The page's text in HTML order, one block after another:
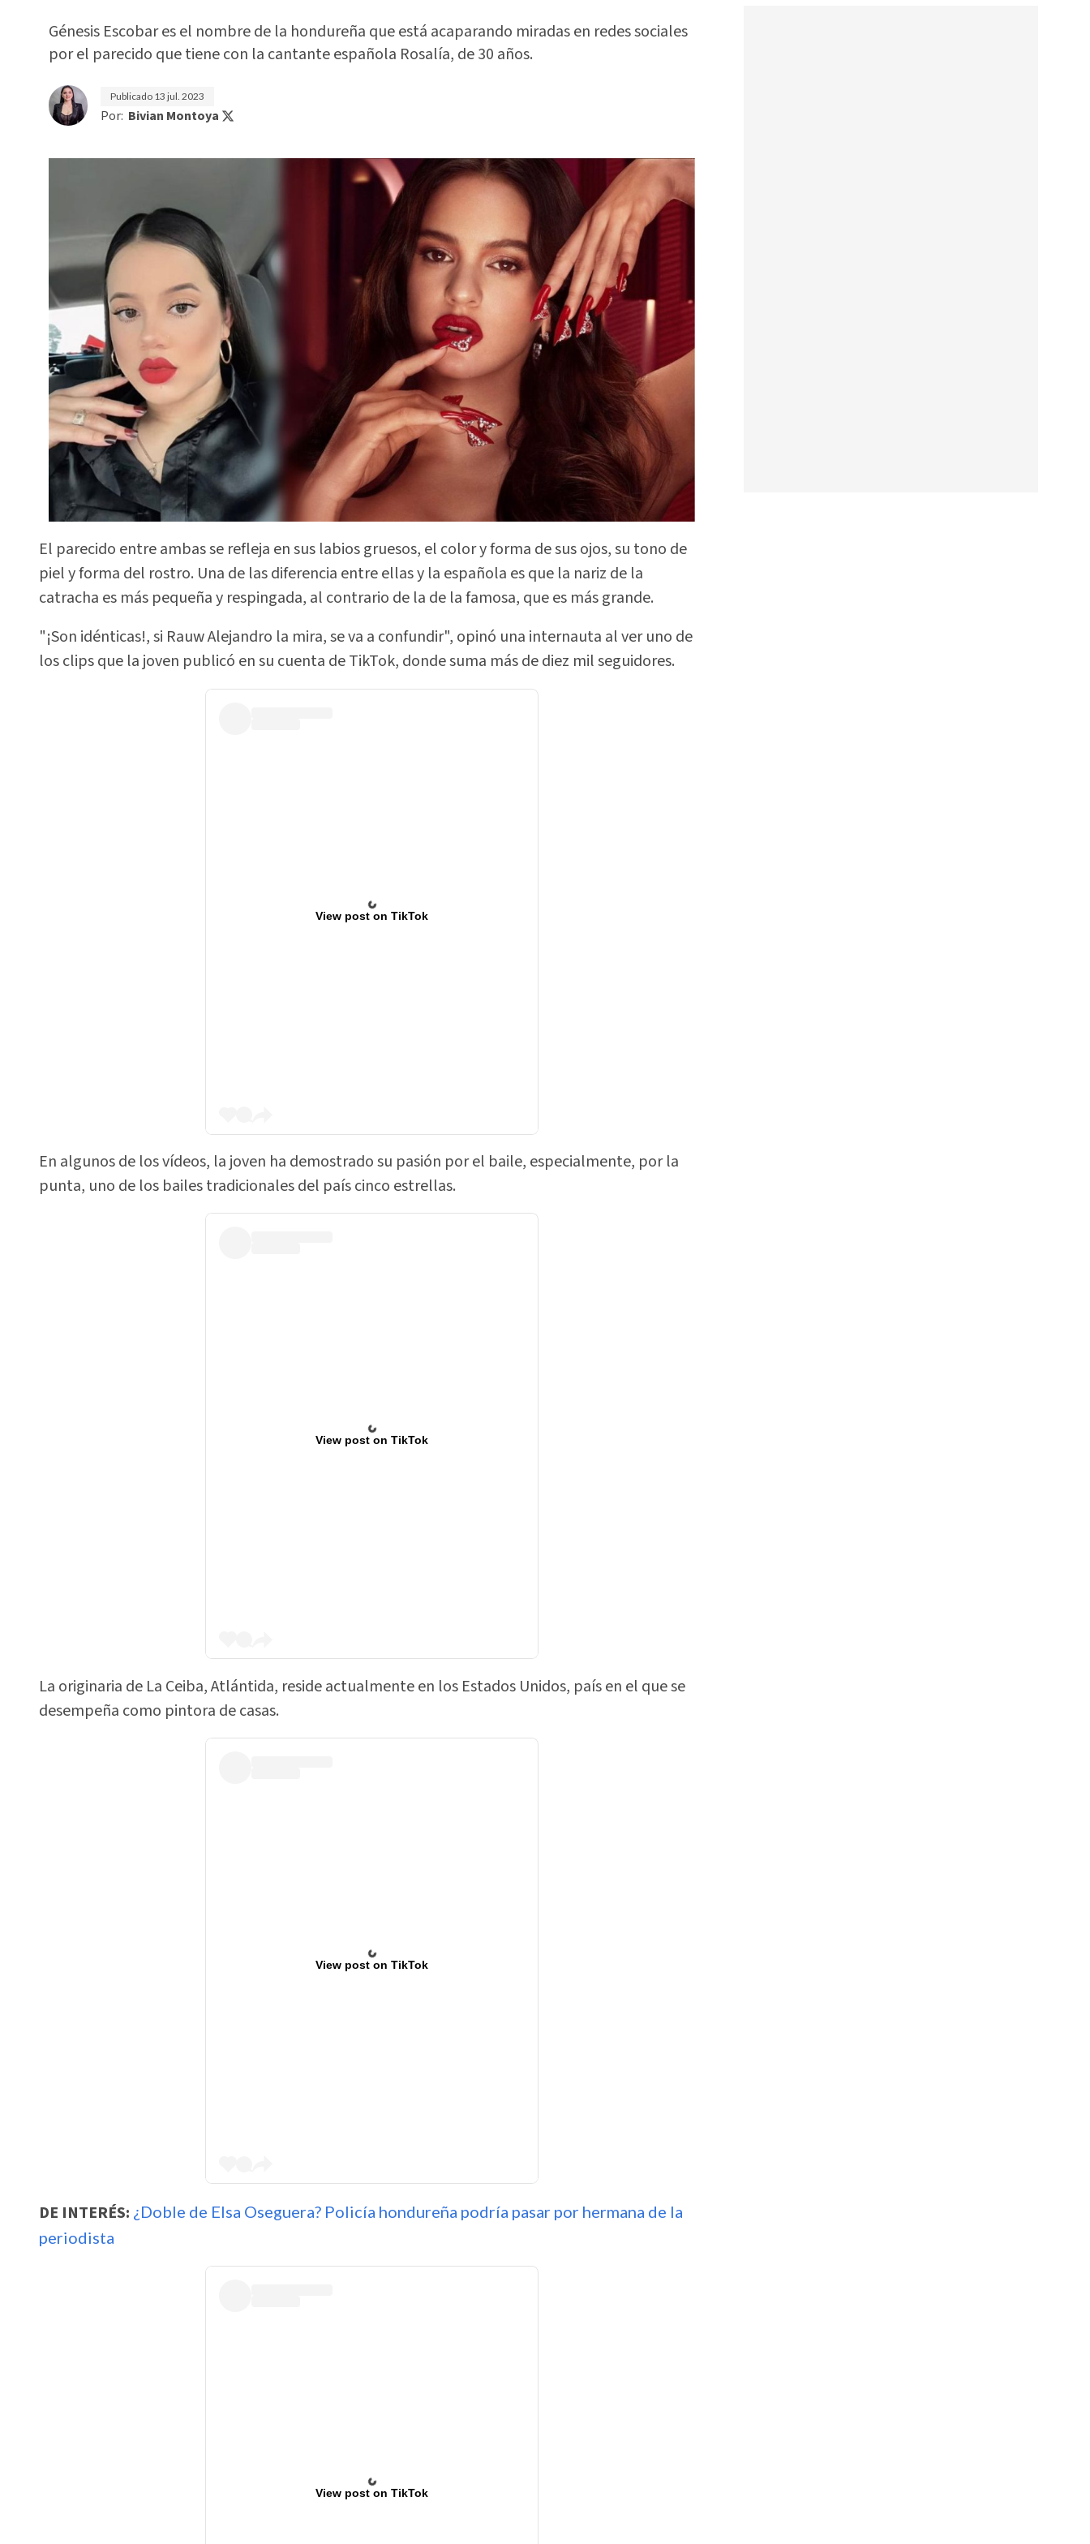
Génesis Escobar es el nombre de la hondureña que está acaparando miradas en redes sociales
por el parecido que tiene con la cantante española Rosalía, de 30 años.
Publicado 13 jul. 2023
Por: Bivian Montoya
El parecido entre ambas se refleja en sus labios gruesos, el color y forma de sus ojos, su tono de
piel y forma del rostro. Una de las diferencia entre ellas y la española es que la nariz de la
catracha es más pequeña y respingada, al contrario de la de la famosa, que es más grande.
"¡Son idénticas!, si Rauw Alejandro la mira, se va a confundir", opinó una internauta al ver uno de
los clips que la joven publicó en su cuenta de TikTok, donde suma más de diez mil seguidores.
View post on TikTok
En algunos de los vídeos, la joven ha demostrado su pasión por el baile, especialmente, por la
punta, uno de los bailes tradicionales del país cinco estrellas.
View post on TikTok
La originaria de La Ceiba, Atlántida, reside actualmente en los Estados Unidos, país en el que se
desempeña como pintora de casas.
View post on TikTok
DE INTERÉS: ¿Doble de Elsa Oseguera? Policía hondureña podría pasar por hermana de la
periodista
View post on TikTok